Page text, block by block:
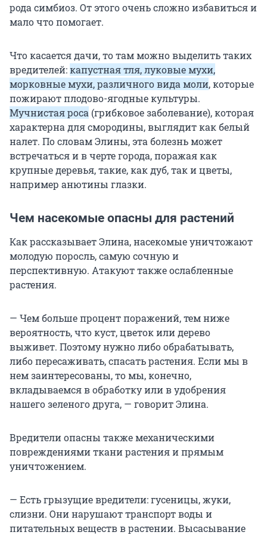
рода симбиоз. От этого очень сложно избавиться и
мало что помогает.
Что касается дачи, то там можно выделить таких
вредителей:капустная тля, луковые мухи,
морковные мухи, различного вида моли, которые
пожирают плодово-ягодные культуры.
Мучнистая роса (грибковое заболевание), которая
характерна для смородины, выглядит как белый
налет. По словам Элины, эта болезнь может
встречаться и в черте города, поражая как
крупные деревья, такие, как дуб, так и цветы,
например анютины глазки.
Чем насекомые опасны для растений
Как рассказывает Элина, насекомые уничтожают
молодую поросль, самую сочную и
перспективную. Атакуют также ослабленные
растения.
— Чем больше процент поражений, тем ниже
вероятность, что куст, цветок или дерево
выживет. Поэтому нужно либо обрабатывать,
либо пересаживать, спасать растения. Если мы в
нем заинтересованы, то мы, конечно,
вкладываемся в обработку или в удобрения
нашего зеленого друга, — говорит Элина.
Вредители опасны также механическими
повреждениями ткани растения и прямым
уничтожением.
— Есть грызущие вредители: гусеницы, жуки,
слизни. Они нарушают транспорт воды и
питательных веществ в растении. Высасывание